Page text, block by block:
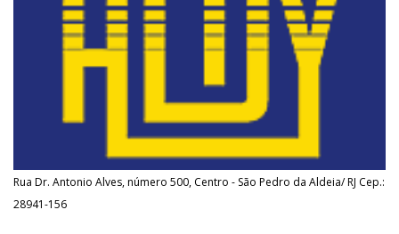
Rua Dr. Antonio Alves, número 500, Centro - São Pedro da Aldeia/ RJ Cep.:
28941-156